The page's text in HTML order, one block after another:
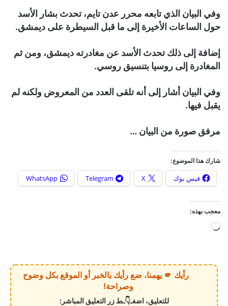
وفي البيان الذي تابعه محرر عدن تايم، تحدث بشار الأسد
حول الساعات الأخيرة إلى ما قبل السيطرة على ديمشق.
إضافة إلى ذلك تحدث الأسد عن مغادرته ديمشق، ومن ثم
المغادرة إلى روسيا بتنسيق روسي.
وفي البيان أشار إلى أنه تلقى العدد من المعروض ولكنه لم
يقبل فيها.
مرفق صورة من البيان …
شارك هذا الموضوع:
فيس بوك X
Telegram
WhatsApp
معجب بهذه:
ي
رأيك 🫵 يهمنا، ضع رأيك بالخبر أو الموقع بكل وضوح
وصراحة!
للتعليق، اضغـ👇ـط زر التعليق المباشر: